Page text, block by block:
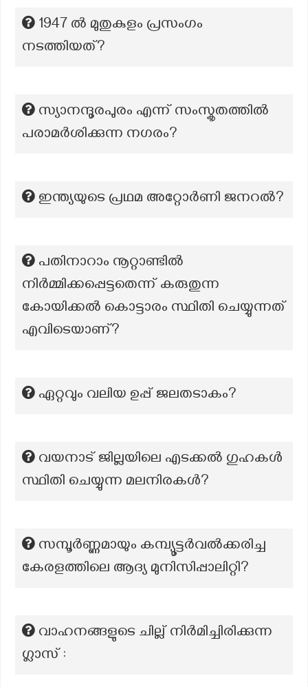
1947 ൽ മുതുകുളം പ്രസംഗം
നടത്തിയത്?
സ്യാനന്ദൂരപുരം എന്ന് സംസ്കൃതത്തിൽ
പരാമർശിക്കുന്ന നഗരം?
ഇന്ത്യയുടെ പ്രഥമ അറ്റോർണി ജനറൽ?
പതിനാറാം നൂറ്റാണ്ടിൽ
നിർമ്മിക്കപ്പെട്ടതെന്ന് കരുതുന്ന
കോയിക്കൽ കൊട്ടാരം സ്ഥിതി ചെയ്യുന്നത്
എവിടെയാണ്?
ഏറ്റവും വലിയ ഉപ്പ് ജലതടാകം?
വയനാട് ജില്ലയിലെ എടക്കൽ ഗുഹകൾ
സ്ഥിതി ചെയ്യുന്ന മലനിരകൾ?
സമ്പൂര്‍ണ്ണമായും കമ്പ്യൂട്ടര്‍വല്‍ക്കരിച്ച
കേരളത്തിലെ ആദ്യ മുനിസിപ്പാലിറ്റി?
വാഹനങ്ങളുടെ ചില്ല് നിർമിച്ചിരിക്കുന്ന
ഗ്ലാസ് :